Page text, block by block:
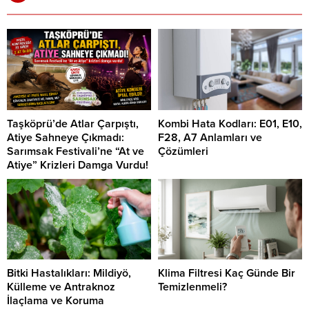
Taşköprü’de Atlar Çarpıştı,
Atiye Sahneye Çıkmadı:
Sarımsak Festivali’ne “At ve
Atiye” Krizleri Damga Vurdu!
Kombi Hata Kodları: E01, E10,
F28, A7 Anlamları ve
Çözümleri
Bitki Hastalıkları: Mildiyö,
Külleme ve Antraknoz
İlaçlama ve Koruma
Klima Filtresi Kaç Günde Bir
Temizlenmeli?